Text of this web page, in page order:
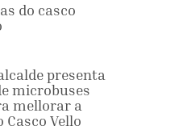
do casco
presenta
microbuses
mellorar a
Vello